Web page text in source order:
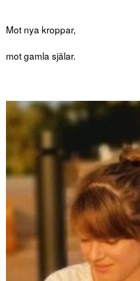
Mot nya kroppar,
mot gamla själar.